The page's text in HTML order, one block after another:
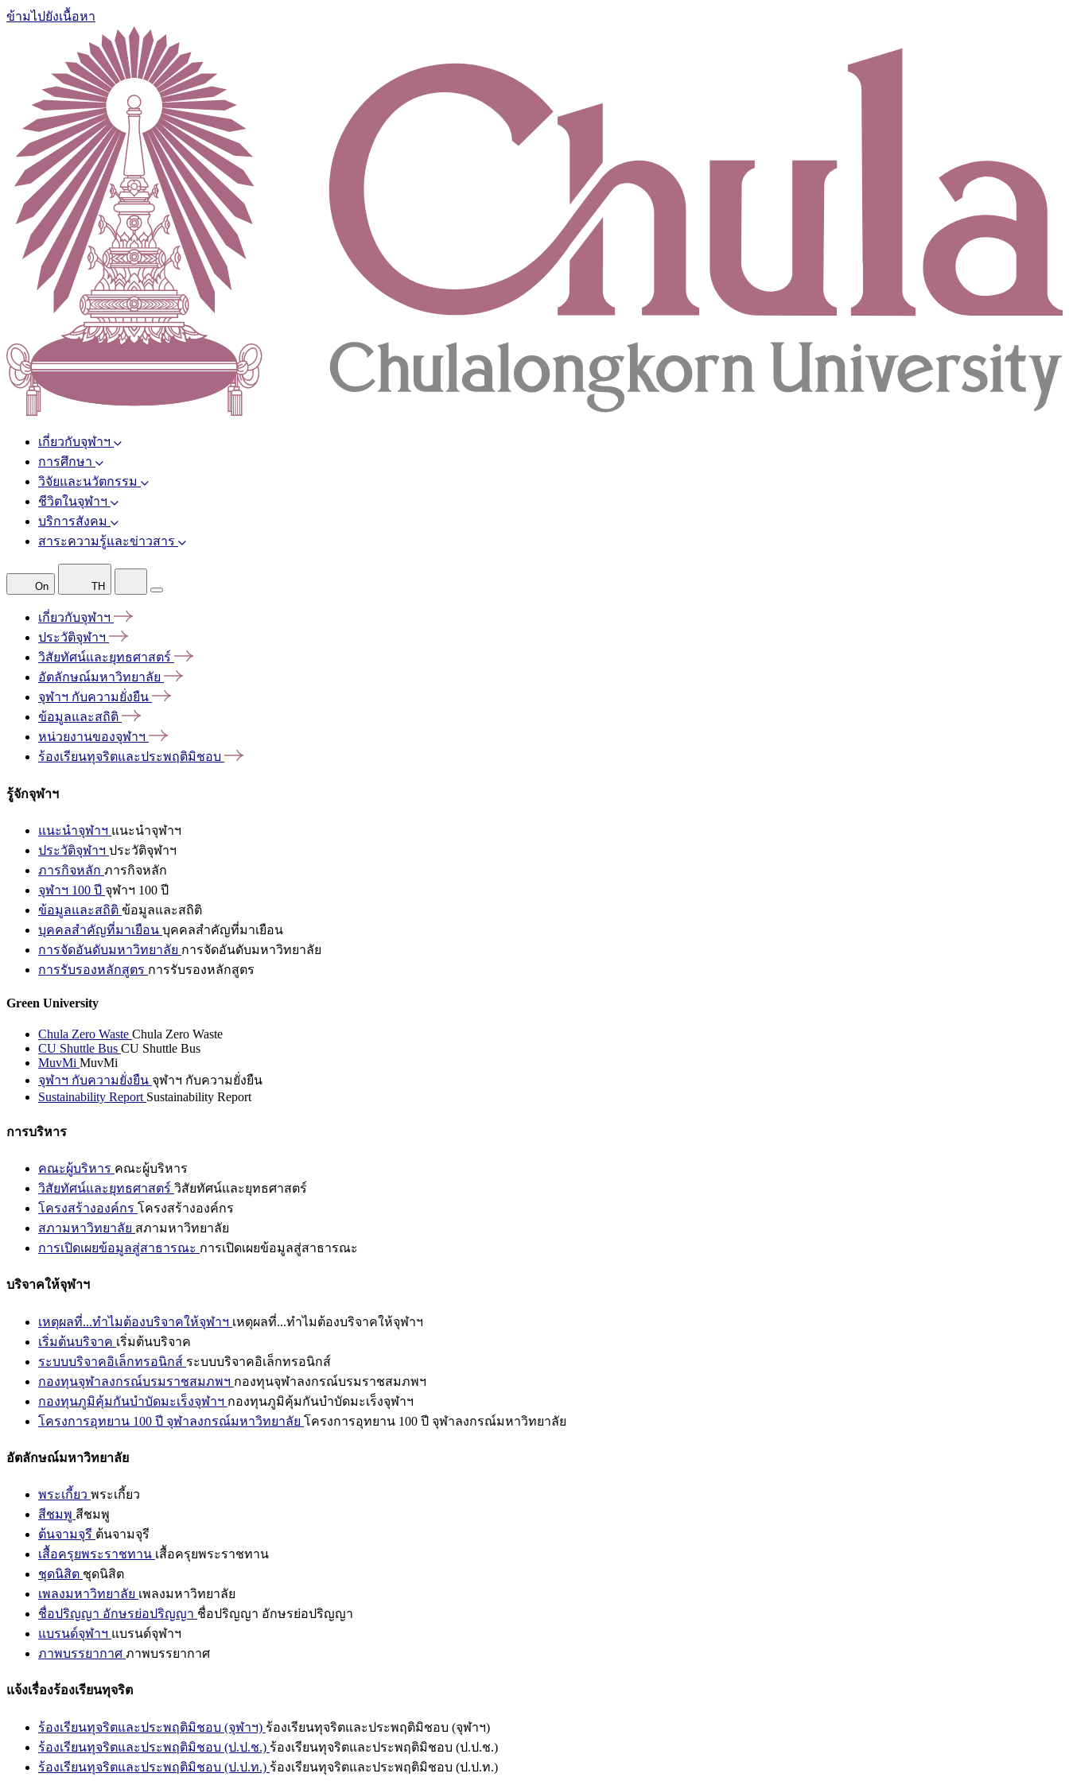
ข้ามไปยังเนื้อหา
เกี่ยวกับจุฬาฯ
การศึกษา
วิจัยและนวัตกรรม
ชีวิตในจุฬาฯ
บริการสังคม
สาระความรู้และข่าวสาร
On TH
เกี่ยวกับจุฬาฯ
ประวัติจุฬาฯ
วิสัยทัศน์และยุทธศาสตร์
อัตลักษณ์มหาวิทยาลัย
จุฬาฯ กับความยั่งยืน
ข้อมูลและสถิติ
หน่วยงานของจุฬาฯ
ร้องเรียนทุจริตและประพฤติมิชอบ
รู้จักจุฬาฯ
แนะนำจุฬาฯ แนะนำจุฬาฯ
ประวัติจุฬาฯ ประวัติจุฬาฯ
ภารกิจหลัก ภารกิจหลัก
จุฬาฯ 100 ปี จุฬาฯ 100 ปี
ข้อมูลและสถิติ ข้อมูลและสถิติ
บุคคลสำคัญที่มาเยือน บุคคลสำคัญที่มาเยือน
การจัดอันดับมหาวิทยาลัย การจัดอันดับมหาวิทยาลัย
การรับรองหลักสูตร การรับรองหลักสูตร
Green University
Chula Zero Waste Chula Zero Waste
CU Shuttle Bus CU Shuttle Bus
MuvMi MuvMi
จุฬาฯ กับความยั่งยืน จุฬาฯ กับความยั่งยืน
Sustainability Report Sustainability Report
การบริหาร
คณะผู้บริหาร คณะผู้บริหาร
วิสัยทัศน์และยุทธศาสตร์ วิสัยทัศน์และยุทธศาสตร์
โครงสร้างองค์กร โครงสร้างองค์กร
สภามหาวิทยาลัย สภามหาวิทยาลัย
การเปิดเผยข้อมูลสู่สาธารณะ การเปิดเผยข้อมูลสู่สาธารณะ
บริจาคให้จุฬาฯ
เหตุผลที่...ทำไมต้องบริจาคให้จุฬาฯ เหตุผลที่...ทำไมต้องบริจาคให้จุฬาฯ
เริ่มต้นบริจาค เริ่มต้นบริจาค
ระบบบริจาคอิเล็กทรอนิกส์ ระบบบริจาคอิเล็กทรอนิกส์
กองทุนจุฬาลงกรณ์บรมราชสมภพฯ กองทุนจุฬาลงกรณ์บรมราชสมภพฯ
กองทุนภูมิคุ้มกันบำบัดมะเร็งจุฬาฯ กองทุนภูมิคุ้มกันบำบัดมะเร็งจุฬาฯ
โครงการอุทยาน 100 ปี จุฬาลงกรณ์มหาวิทยาลัย โครงการอุทยาน 100 ปี จุฬาลงกรณ์มหาวิทยาลัย
อัตลักษณ์มหาวิทยาลัย
พระเกี้ยว พระเกี้ยว
สีชมพู สีชมพู
ต้นจามจุรี ต้นจามจุรี
เสื้อครุยพระราชทาน เสื้อครุยพระราชทาน
ชุดนิสิต ชุดนิสิต
เพลงมหาวิทยาลัย เพลงมหาวิทยาลัย
ชื่อปริญญา อักษรย่อปริญญา ชื่อปริญญา อักษรย่อปริญญา
แบรนด์จุฬาฯ แบรนด์จุฬาฯ
ภาพบรรยากาศ ภาพบรรยากาศ
แจ้งเรื่องร้องเรียนทุจริต
ร้องเรียนทุจริตและประพฤติมิชอบ (จุฬาฯ) ร้องเรียนทุจริตและประพฤติมิชอบ (จุฬาฯ)
ร้องเรียนทุจริตและประพฤติมิชอบ (ป.ป.ช.) ร้องเรียนทุจริตและประพฤติมิชอบ (ป.ป.ช.)
ร้องเรียนทุจริตและประพฤติมิชอบ (ป.ป.ท.) ร้องเรียนทุจริตและประพฤติมิชอบ (ป.ป.ท.)